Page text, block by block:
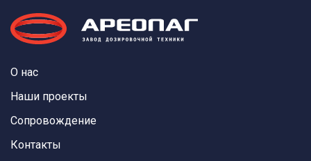
О нас
Наши проекты
Сопровождение
Контакты